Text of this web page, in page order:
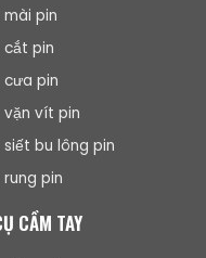
pin
pin
pin
vít pin
bu lông pin
pin
CẦM TAY